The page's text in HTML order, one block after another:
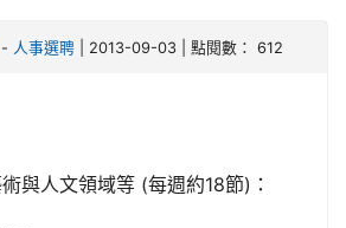
人事選聘| 2013-09-03 | 點閱數： 612
術與人文領域等 (每週約18節)：